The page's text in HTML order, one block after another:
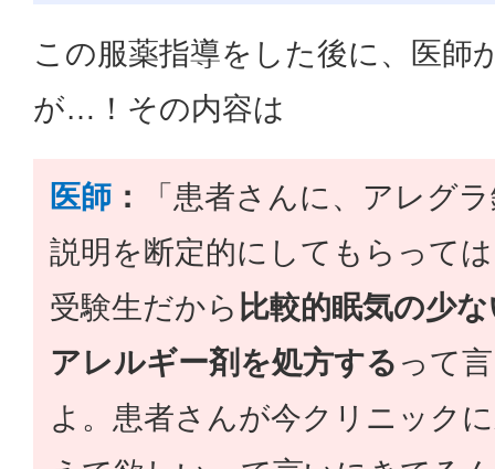
この服薬指導をした後に、医師
が…！その内容は
医師 ：
「患者さんに、アレグ
説明を断定的にしてもらって
受験生だから 比較的眠気の少
アレルギー剤を処方する って
よ。患者さんが今クリニック